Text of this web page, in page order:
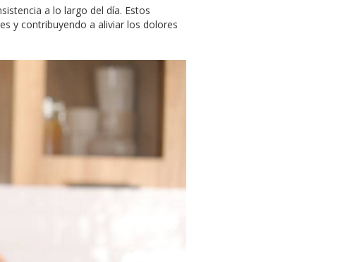
a lo largo del día. Estos
y contribuyendo a aliviar los dolores